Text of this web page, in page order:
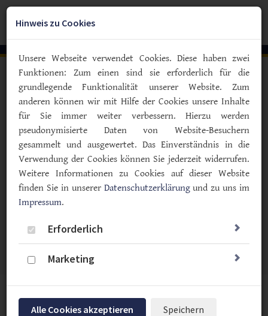
Zum
Hauptinhalt
Helfen Sie mit einer
Spende
Mit Ihrer Spende können wir informieren, aufklären
und Menschen mit Diabetes unterstützen. Dafür danken
wir Ihnen herzlich!
Spenden fließen bei uns in vielfältige Projekte. Von
Angeboten für Kinder mit Diabetes, Schulungen, Aus-
und Weiterbildung von Selbsthilfegruppenleitern,
Beratung und Hilfe in sozialen Angelegenheiten ist
vieles dabei. Für eine Spende können Sie bequem unser
Vorlesen
Hinweis zu Cookies
Unsere Webseite verwendet Cookies. Diese haben zwei
Funktionen: Zum einen sind sie erforderlich für die
grundlegende Funktionalität unserer Website. Zum
anderen können wir mit Hilfe der Cookies unsere Inhalte
für Sie immer weiter verbessern. Hierzu werden
pseudonymisierte Daten von Website-Besuchern
gesammelt und ausgewertet. Das Einverständnis in die
Verwendung der Cookies können Sie jederzeit widerrufen.
Weitere Informationen zu Cookies auf dieser Website
finden Sie in unserer Datenschutzerklärungund zu uns im
Impressum.
Erforderlich
Marketing
Alle Cookies akzeptieren
Speichern